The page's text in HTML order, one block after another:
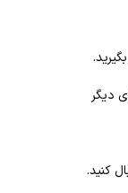
دیگر
کنید.